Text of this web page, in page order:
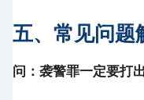
五、常见问题
问：袭警罪一定要打